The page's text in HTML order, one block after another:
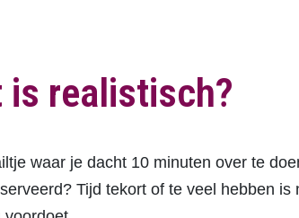
realistisch?
waar je dacht 10 minuten over te
Tijd tekort of te veel hebben is